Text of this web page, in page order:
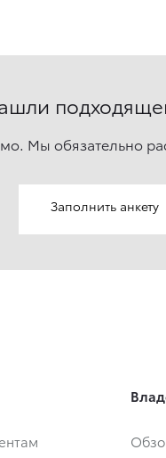
Мы обязательно
Заполнить анкету